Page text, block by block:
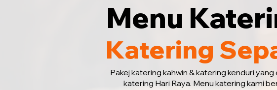
Menu
Katering
Pakej katering kahwin & katering kenduri
katering Hari Raya. Menu katering kami